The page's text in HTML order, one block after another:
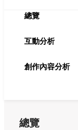
總覽
互動分析
創作內容分析
總覽